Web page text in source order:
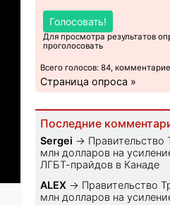
Голосовать!
Для просмотра результатов
проголосовать
Всего голосов: 84,
Страница опроса »
Последние
Sеrgei → Правительство
млн долларов на
ЛГБТ-прайдов в Канаде
ALEX → Правительство
млн долларов на